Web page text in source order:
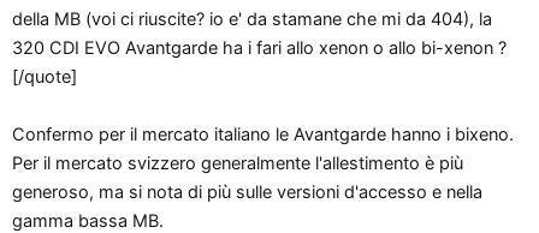
della MB (voi ci riuscite? io e' da stamane che mi da 404), la
320 CDI EVO Avantgarde ha i fari allo xenon o allo bi-xenon ?
[/quote]
Confermo per il mercato italiano le Avantgarde hanno i bixeno.
Per il mercato svizzero generalmente l'allestimento è più
generoso, ma si nota di più sulle versioni d'accesso e nella
gamma bassa MB.